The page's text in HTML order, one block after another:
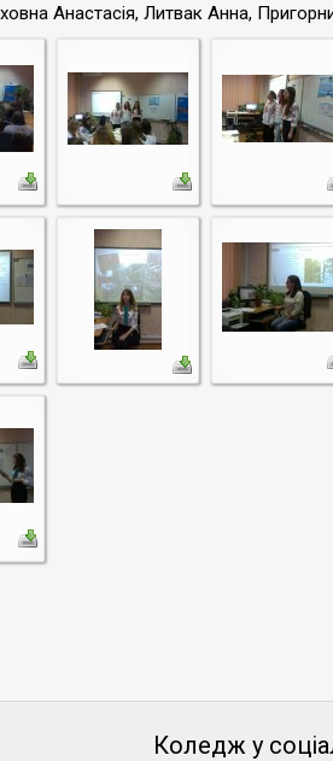
Анастасія, Литвак Анна,
Коледж у